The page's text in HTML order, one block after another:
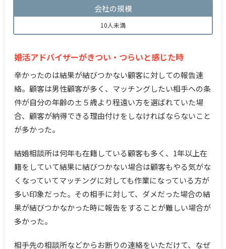
会社の規模
10人未満
婚活アドバイザーがきつい・つらいと感じた時
辛かったのは結果が結びつかない顧客に対しての報告連
絡。顧客は男性顧客が多く、マッチングしたい相手への条
件が自分の年齢の±５歳より程遠い方を選ばれていた場
合、顧客が納得できる理由付けをしなければならないこと
が多かった。
結婚相談所は何年も在籍している顧客も多く、1年以上在
籍をしていて結果に結びつかない場合は顧客もやる気がな
くなっていてマッチングに対しても作業になっている方が
多い印象だった。その相手に対して、ダメだった場合の結
果が結びつかなかった時に報告をすることが難しい場合が
多かった。
相手先の相談所などからお断りの連絡をいただけて、なぜ